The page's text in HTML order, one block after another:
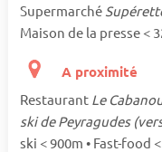
Supermarché
Maison de la presse <
A proximité
Restaurant Le
ski de Peyragudes
ski < 900m • Fast-food